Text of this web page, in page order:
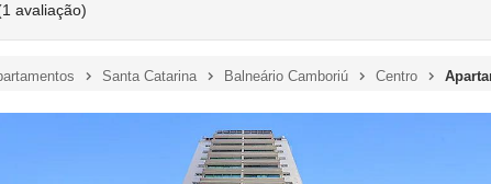
1 avaliação)
Santa Catarina Balneário Camboriú Centro